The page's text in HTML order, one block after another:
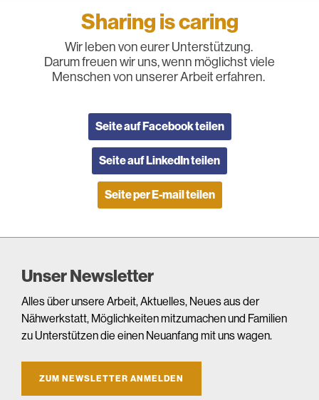
Sharing is caring
Wir leben von eurer Unterstützung.
Darum freuen wir uns, wenn möglichst viele
Menschen von unserer Arbeit erfahren.
Seite auf Facebook teilen
Seite auf LinkedIn teilen
Seite per E-mail teilen
Unser Newsletter
Alles über unsere Arbeit, Aktuelles, Neues aus der
Nähwerkstatt, Möglichkeiten mitzumachen und Familien
zu Unterstützen die einen Neuanfang mit uns wagen.
ZUM NEWSLETTER ANMELDEN